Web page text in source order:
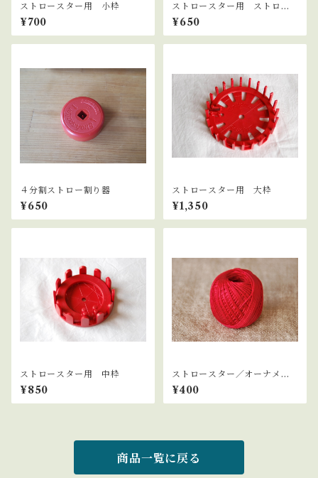
ストロースター用 小枠
¥700
ストロースター用 ストロー
割り器 ６分割
¥650
４分割ストロー割り器
¥650
ストロースター用 大枠
¥1,350
ストロースター用 中枠
¥850
ストロースター／オーナメン
ト用輪っか部分の糸 赤
¥400
商品一覧に戻る